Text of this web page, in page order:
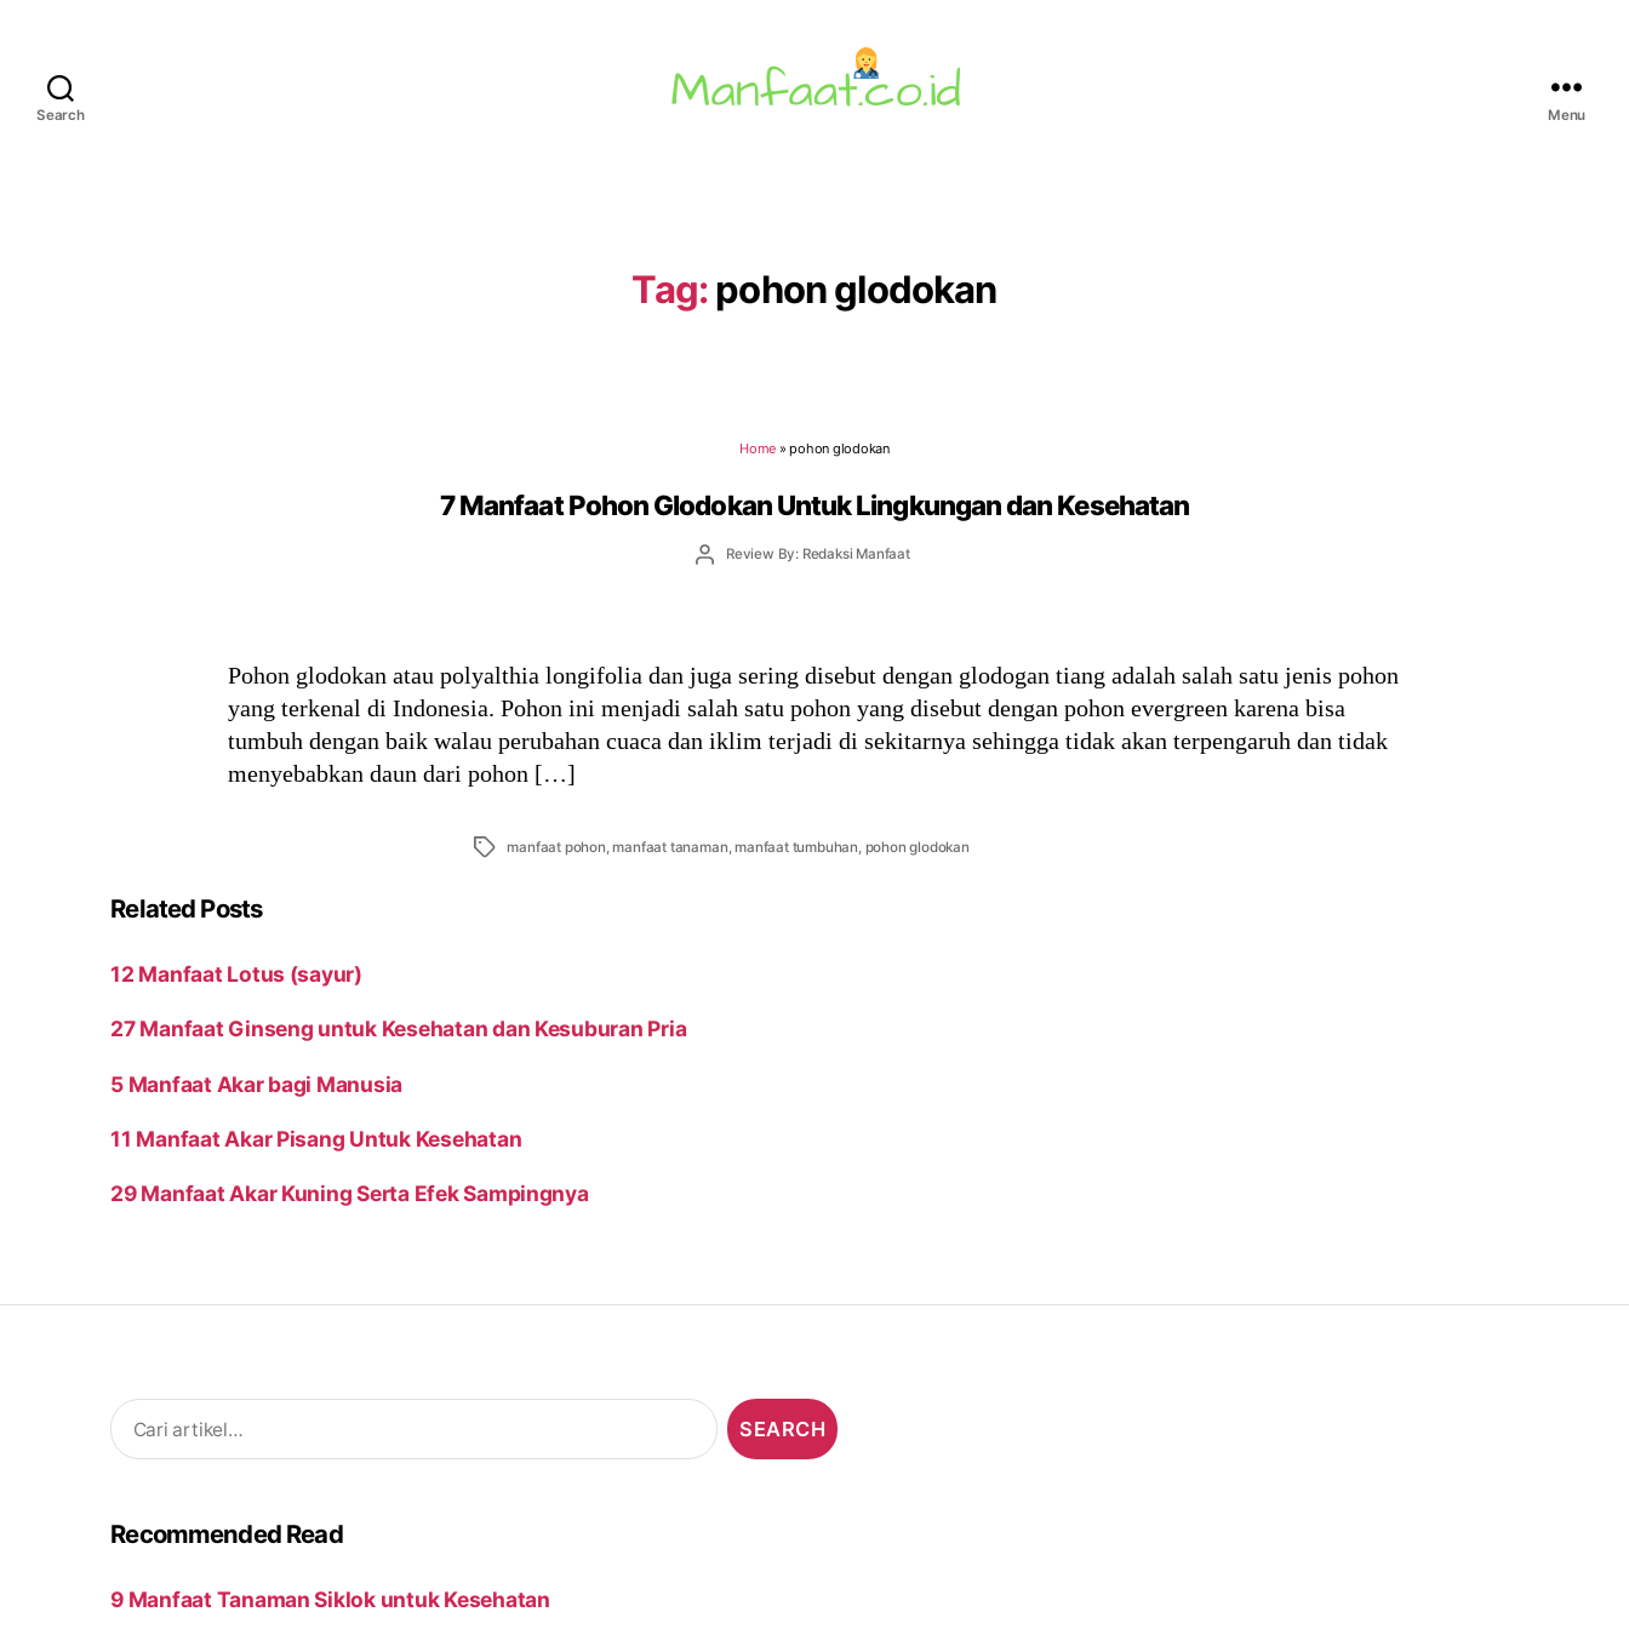
Search Menu
Tag:pohon glodokan
Home »pohon glodokan
7 Manfaat Pohon Glodokan Untuk Lingkungan dan Kesehatan
PostReview By: Redaksi Manfaat
Pohon glodokan atau polyalthia longifolia dan juga sering disebut dengan glodogan tiang adalah salah satu jenis pohon
yang terkenal di Indonesia. Pohon ini menjadi salah satu pohon yang disebut dengan pohon evergreen karena bisa
tumbuh dengan baik walau perubahan cuaca dan iklim terjadi di sekitarnya sehingga tidak akan terpengaruh dan tidak
menyebabkan daun dari pohon […]
Tags manfaat pohon ,manfaat tanaman ,manfaat tumbuhan pohon glodokan
Related Posts
12 Manfaat Lotus (sayur)
27 Manfaat Ginseng untuk Kesehatan dan Kesuburan Pria
5 Manfaat Akar bagi Manusia
11 Manfaat Akar Pisang Untuk Kesehatan
29 Manfaat Akar Kuning Serta Efek Sampingnya
Search
for:
Recommended Read
9 Manfaat Tanaman Siklok untuk Kesehatan